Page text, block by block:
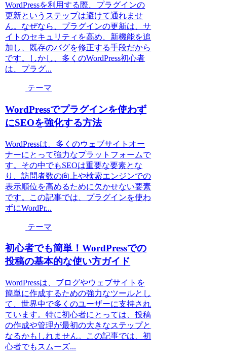
WordPressを利用する際、プラグインの
更新というステップは避けて通れませ
ん。なぜなら、プラグインの更新は、サ
イトのセキュリティを高め、新機能を追
加し、既存のバグを修正する手段だから
です。しかし、多くのWordPress初心者
は、プラグ...
テーマ
WordPressでプラグインを使わず
にSEOを強化する方法
WordPressは、多くのウェブサイトオー
ナーにとって強力なプラットフォームで
す。その中でもSEOは重要な要素とな
り、訪問者数の向上や検索エンジンでの
表示順位を高めるために欠かせない要素
です。この記事では、プラグインを使わ
ずにWordPr...
テーマ
初心者でも簡単！WordPressでの
投稿の基本的な使い方ガイド
WordPressは、ブログやウェブサイトを
簡単に作成するための強力なツールとし
て、世界中で多くのユーザーに支持され
ています。特に初心者にとっては、投稿
の作成や管理が最初の大きなステップと
なるかもしれません。この記事では、初
心者でもスムーズ...